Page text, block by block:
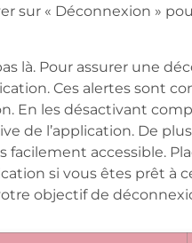
sur « Déconnexion »
là. Pour assurer une
Ces alertes sont
En les désactivant
de l’application. De
facilement accessible.
si vous êtes prêt à
objectif de